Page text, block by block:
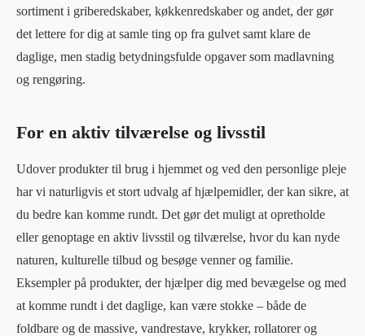
sortiment i griberedskaber, køkkenredskaber og andet, der gør
det lettere for dig at samle ting op fra gulvet samt klare de
daglige, men stadig betydningsfulde opgaver som madlavning
og rengøring.
For en aktiv tilværelse og livsstil
Udover produkter til brug i hjemmet og ved den personlige pleje
har vi naturligvis et stort udvalg af hjælpemidler, der kan sikre, at
du bedre kan komme rundt. Det gør det muligt at opretholde
eller genoptage en aktiv livsstil og tilværelse, hvor du kan nyde
naturen, kulturelle tilbud og besøge venner og familie.
Eksempler på produkter, der hjælper dig med bevægelse og med
at komme rundt i det daglige, kan være stokke – både de
foldbare og de massive, vandrestave, krykker, rollatorer og